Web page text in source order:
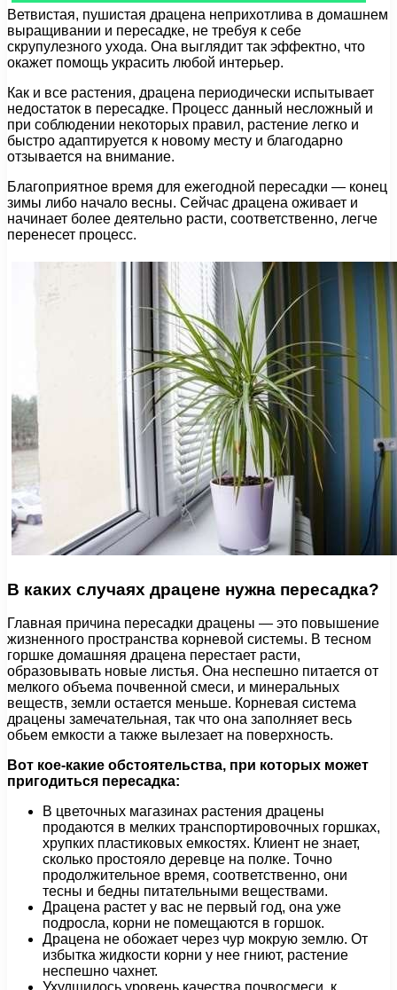
Ветвистая, пушистая драцена неприхотлива в домашнем
выращивании и пересадке, не требуя к себе
скрупулезного ухода. Она выглядит так эффектно, что
окажет помощь украсить любой интерьер.
Как и все растения, драцена периодически испытывает
недостаток в пересадке. Процесс данный несложный и
при соблюдении некоторых правил, растение легко и
быстро адаптируется к новому месту и благодарно
отзывается на внимание.
Благоприятное время для ежегодной пересадки — конец
зимы либо начало весны. Сейчас драцена оживает и
начинает более деятельно расти, соответственно, легче
перенесет процесс.
В каких случаях драцене нужна пересадка?
Главная причина пересадки драцены — это повышение
жизненного пространства корневой системы. В тесном
горшке домашняя драцена перестает расти,
образовывать новые листья. Она неспешно питается от
мелкого объема почвенной смеси, и минеральных
веществ, земли остается меньше. Корневая система
драцены замечательная, так что она заполняет весь
обьем емкости а также вылезает на поверхность.
Вот кое-какие обстоятельства, при которых может
пригодиться пересадка:
В цветочных магазинах растения драцены
продаются в мелких транспортировочных горшках,
хрупких пластиковых емкостях. Клиент не знает,
сколько простояло деревце на полке. Точно
продолжительное время, соответственно, они
тесны и бедны питательными веществами.
Драцена растет у вас не первый год, она уже
подросла, корни не помещаются в горшок.
Драцена не обожает через чур мокрую землю. От
избытка жидкости корни у нее гниют, растение
неспешно чахнет.